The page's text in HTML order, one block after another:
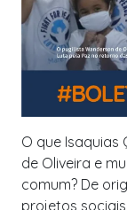
O que Isaquias
de Oliveira e
comum? De
projetos